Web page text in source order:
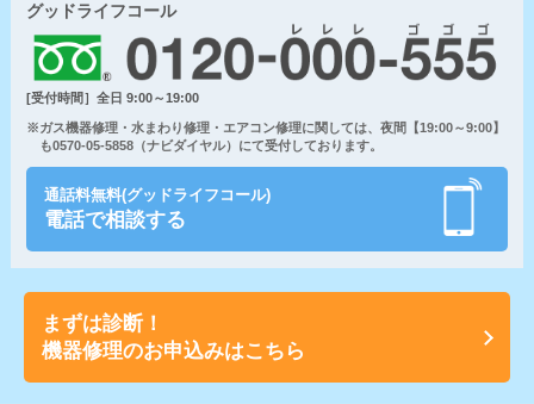
グッドライフコール
[受付時間］全日 9:00～19:00
※ガス機器修理・水まわり修理・エアコン修理に関しては、夜間【19:00～9:00】
も0570-05-5858（ナビダイヤル）にて受付しております。
通話料無料(グッドライフコール)
電話で相談する
まずは診断！
機器修理のお申込みはこちら